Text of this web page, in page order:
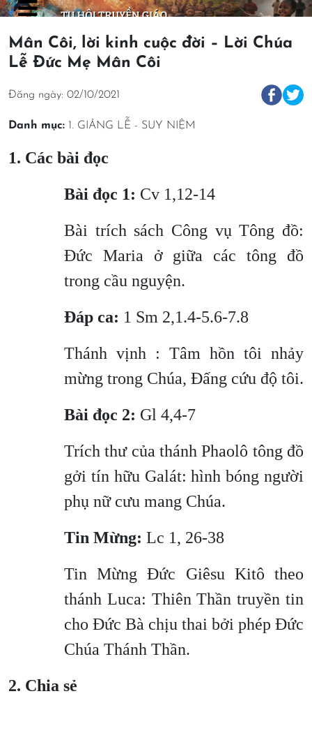
Mân Côi, lời kinh cuộc đời – Lời Chúa
Lễ Đức Mẹ Mân Côi
Đăng ngày: 02/10/2021
Danh mục: 1. GIẢNG LỄ - SUY NIỆM
1. Các bài đọc
Bài đọc 1: Cv 1,12-14
Bài trích sách Công vụ Tông đồ:
Đức Maria ở giữa các tông đồ
trong cầu nguyện.
Đáp ca: 1 Sm 2,1.4-5.6-7.8
Thánh vịnh : Tâm hồn tôi nhảy
mừng trong Chúa, Đấng cứu độ tôi.
Bài đọc 2: Gl 4,4-7
Trích thư của thánh Phaolô tông đồ
gởi tín hữu Galát: hình bóng người
phụ nữ cưu mang Chúa.
Tin Mừng: Lc 1, 26-38
Tin Mừng Đức Giêsu Kitô theo
thánh Luca: Thiên Thần truyền tin
cho Đức Bà chịu thai bởi phép Đức
Chúa Thánh Thần.
2. Chia sẻ